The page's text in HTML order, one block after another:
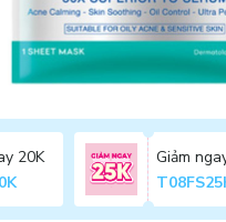
20K
Giảm